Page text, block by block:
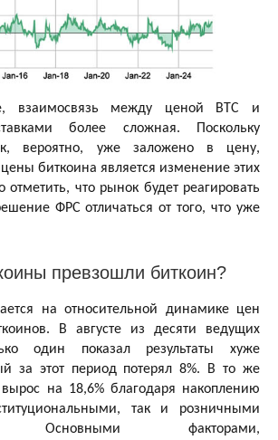
взаимосвязь между ценой BTC и
более сложная. Поскольку
вероятно, уже заложено в цену,
биткоина является изменение этих
что рынок будет реагировать
ФРС отличаться от того, что уже
превзошли биткоин?
на относительной динамике цен
В августе из десяти ведущих
один показал результаты хуже
за этот период потерял 8%. В то же
на 18,6% благодаря накоплению
так и розничными
Основными факторами,